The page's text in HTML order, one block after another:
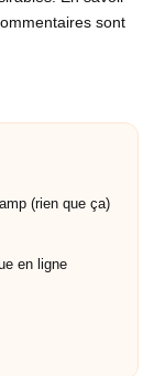
sont
(rien que ça)
en ligne